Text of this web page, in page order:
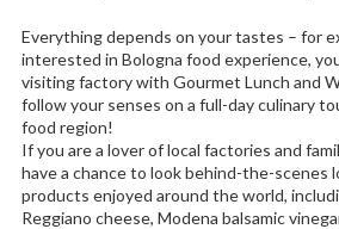
Everything depends on your tastes – for
interested in Bologna food experience,
visiting factory with Gourmet Lunch and
follow your senses on a full-day culinary
food region!
If you are a lover of local factories and
have a chance to look behind-the-scenes
products enjoyed around the world,
Reggiano cheese, Modena balsamic